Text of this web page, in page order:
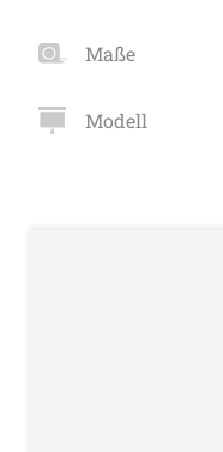
Maße
Modell